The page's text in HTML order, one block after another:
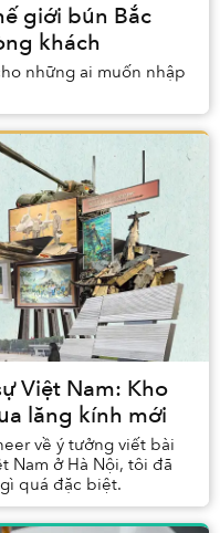
giới bún Bắc
khách
những ai muốn nhập
Việt Nam: Kho
lăng kính mới
về ý tưởng viết bài
Nam ở Hà Nội, tôi đã
quá đặc biệt.